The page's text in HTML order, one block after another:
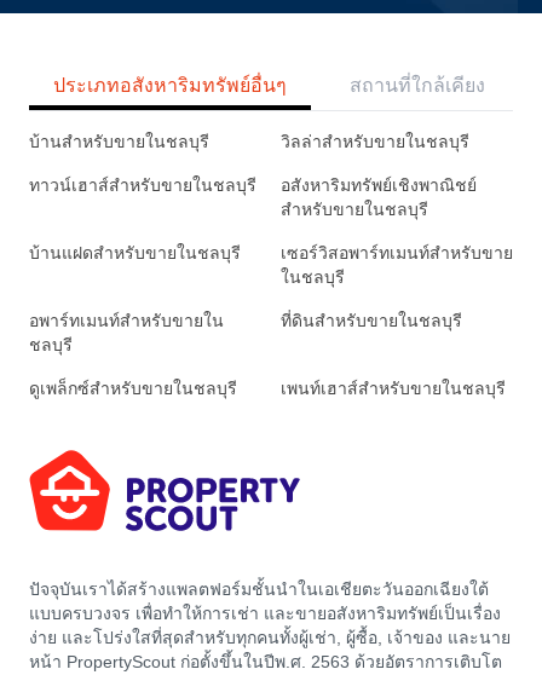
ประเภทอสังหาริมทรัพย์อื่นๆ สถานที่ใกล้เคียง
บ้านสำหรับขายในชลบุรี วิลล่าสำหรับขายในชลบุรี
ทาวน์เฮาส์สำหรับขายในชลบุรี
อสังหาริมทรัพย์เชิงพาณิชย์
สำหรับขายในชลบุรี
บ้านแฝดสำหรับขายในชลบุรี
เซอร์วิสอพาร์ทเมนท์สำหรับขาย
ในชลบุรี
อพาร์ทเมนท์สำหรับขายใน
ชลบุรี
ที่ดินสำหรับขายในชลบุรี
ดูเพล็กซ์สำหรับขายในชลบุรี เพนท์เฮาส์สำหรับขายในชลบุรี
ปัจจุบันเราได้สร้างแพลตฟอร์มชั้นนำในเอเชียตะวันออกเฉียงใต้
แบบครบวงจร เพื่อทำให้การเช่า และขายอสังหาริมทรัพย์เป็นเรื่อง
ง่าย และโปร่งใสที่สุดสำหรับทุกคนทั้งผู้เช่า, ผู้ซื้อ, เจ้าของ และนาย
หน้า PropertyScout ก่อตั้งขึ้นในปีพ.ศ. 2563 ด้วยอัตราการเติบโต